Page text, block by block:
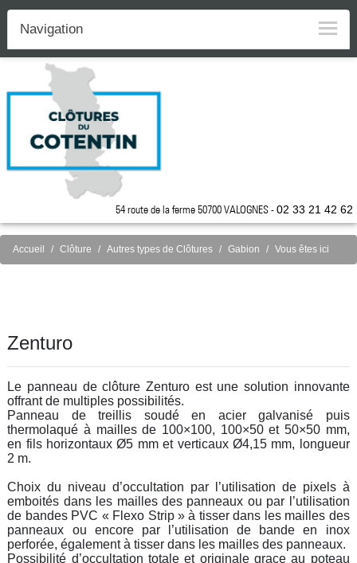
54 route de la ferme 50700 VALOGNES -02 33 21 42 62
Navigation
Accueil Clôture Autres types de Clôtures Gabion Vous êtes ici
Zenturo
Le panneau de clôture Zenturo est une solution innovante
offrant de multiples possibilités.
Panneau de treillis soudé en acier galvanisé puis
thermolaqué à mailles de 100×100, 100×50 et 50×50 mm,
en fils horizontaux Ø5 mm et verticaux Ø4,15 mm, longueur
2 m.
Choix du niveau d’occultation par l’utilisation de pixels à
emboités dans les mailles des panneaux ou par l’utilisation
de bandes PVC « Flexo Strip » à tisser dans les mailles des
panneaux ou encore par l’utilisation de bande en inox
perforée, également à tisser dans les mailles des panneaux.
Possibilité d’occultation totale et originale grace au poteau